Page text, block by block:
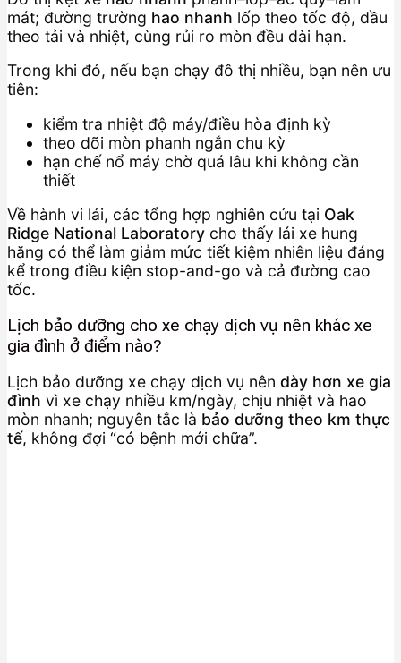
mát; đường trường hao nhanh lốp theo tốc độ, dầu
theo tải và nhiệt, cùng rủi ro mòn đều dài hạn.
Trong khi đó, nếu bạn chạy đô thị nhiều, bạn nên ưu
tiên:
kiểm tra nhiệt độ máy/điều hòa định kỳ
theo dõi mòn phanh ngắn chu kỳ
hạn chế nổ máy chờ quá lâu khi không cần
thiết
Về hành vi lái, các tổng hợp nghiên cứu tại Oak
Ridge National Laboratory cho thấy lái xe hung
hăng có thể làm giảm mức tiết kiệm nhiên liệu đáng
kể trong điều kiện stop-and-go và cả đường cao
tốc.
Lịch bảo dưỡng cho xe chạy dịch vụ nên khác xe
gia đình ở điểm nào?
Lịch bảo dưỡng xe chạy dịch vụ nên dày hơn xe gia
đình vì xe chạy nhiều km/ngày, chịu nhiệt và hao
mòn nhanh; nguyên tắc là bảo dưỡng theo km thực
tế, không đợi “có bệnh mới chữa”.